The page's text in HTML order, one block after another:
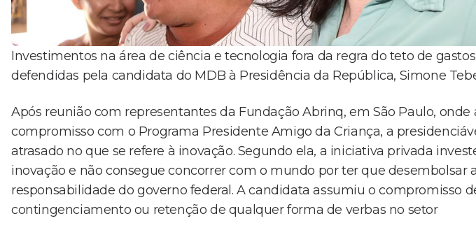
Investimentos na área de ciência e tecnologia fora da regra do teto de
defendidas pela candidata do MDB à Presidência da República, Simone
Após reunião com representantes da Fundação Abrinq, em São Paulo,
compromisso com o Programa Presidente Amigo da Criança, a
atrasado no que se refere à inovação. Segundo ela, a iniciativa privada
inovação e não consegue concorrer com o mundo por ter que desembolsar
responsabilidade do governo federal. A candidata assumiu o compromisso
contingenciamento ou retenção de qualquer forma de verbas no setor